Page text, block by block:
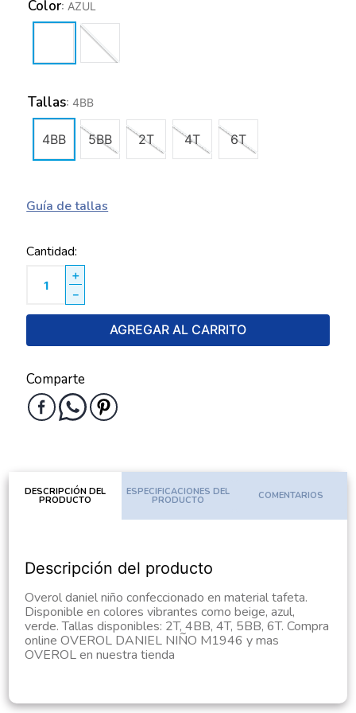
Tallas: 4BB
4BB 5BB 2T 4T 6T
Color: AZUL
Guía de tallas
Cantidad
＋
－
AGREGAR AL CARRITO
Comparte
DESCRIPCIÓN DEL
PRODUCTO
ESPECIFICACIONES DEL
PRODUCTO COMENTARIOS
Descripción del producto
Overol daniel niño confeccionado en material tafeta.
Disponible en colores vibrantes como beige, azul,
verde. Tallas disponibles: 2T, 4BB, 4T, 5BB, 6T. Compra
online OVEROL DANIEL NIÑO M1946 y mas
OVEROL en nuestra tienda